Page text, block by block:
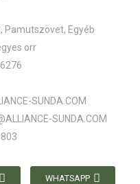
Pamutszövet, Egyéb
orr
SUNDA.COM
SUNDA.COM
WHATSAPP